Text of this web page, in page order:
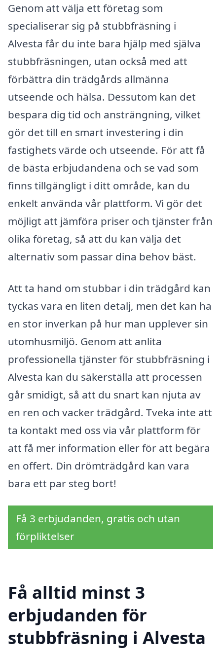
Genom att välja ett företag som
specialiserar sig på stubbfräsning i
Alvesta får du inte bara hjälp med själva
stubbfräsningen, utan också med att
förbättra din trädgårds allmänna
utseende och hälsa. Dessutom kan det
bespara dig tid och ansträngning, vilket
gör det till en smart investering i din
fastighets värde och utseende. För att få
de bästa erbjudandena och se vad som
finns tillgängligt i ditt område, kan du
enkelt använda vår plattform. Vi gör det
möjligt att jämföra priser och tjänster från
olika företag, så att du kan välja det
alternativ som passar dina behov bäst.
Att ta hand om stubbar i din trädgård kan
tyckas vara en liten detalj, men det kan ha
en stor inverkan på hur man upplever sin
utomhusmiljö. Genom att anlita
professionella tjänster för stubbfräsning i
Alvesta kan du säkerställa att processen
går smidigt, så att du snart kan njuta av
en ren och vacker trädgård. Tveka inte att
ta kontakt med oss via vår plattform för
att få mer information eller för att begära
en offert. Din drömträdgård kan vara
bara ett par steg bort!
Få 3 erbjudanden, gratis och utan
förpliktelser
Få alltid minst 3
erbjudanden för
stubbfräsning i Alvesta